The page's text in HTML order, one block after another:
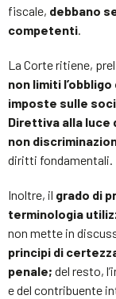
fiscale, debbano
competenti.
La Corte ritiene,
non limiti
imposte sulle
Direttiva alla luce
non
diritti fondamentali.
Inoltre, il grado di
terminologia
non mette in
principi di
penale; del resto,
e del contribuente